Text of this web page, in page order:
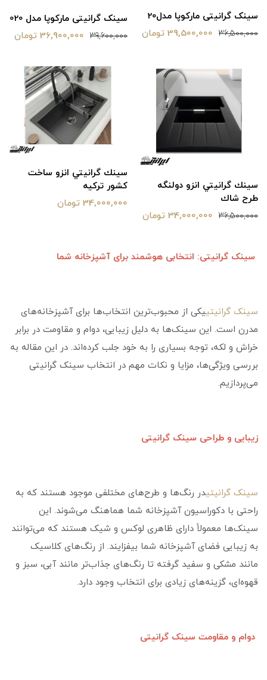
سینک گرانیتی مارکوپا مدل20
36,500,000 39,500,000 تومان
سینک گرانیتی مارکوپا مدل 020
39,600,000 36,900,000 تومان
سينك گرانيتي انزو دولنگه
طرح شاك
36,500,000 34,000,000 تومان
سينك گرانيتي انزو ساخت
كشور تركيه
34,000,000 تومان
سینک گرانیتی: انتخابی هوشمند برای آشپزخانه شما
سینک گرانیتییکی از محبوب‌ترین انتخاب‌ها برای آشپزخانه‌های
مدرن است. این سینک‌ها به دلیل زیبایی، دوام و مقاومت در برابر
خراش و لکه، توجه بسیاری را به خود جلب کرده‌اند. در این مقاله به
بررسی ویژگی‌ها، مزایا و نکات مهم در انتخاب سینک گرانیتی
می‌پردازیم.
زیبایی و طراحی سینک گرانیتی
سینک گرانیتیدر رنگ‌ها و طرح‌های مختلفی موجود هستند که به
راحتی با دکوراسیون آشپزخانه شما هماهنگ می‌شوند. این
سینک‌ها معمولاً دارای ظاهری لوکس و شیک هستند که می‌توانند
به زیبایی فضای آشپزخانه شما بیفزایند. از رنگ‌های کلاسیک
مانند مشکی و سفید گرفته تا رنگ‌های جذاب‌تر مانند آبی، سبز و
قهوه‌ای، گزینه‌های زیادی برای انتخاب وجود دارد.
دوام و مقاومت سینک گرانیتی